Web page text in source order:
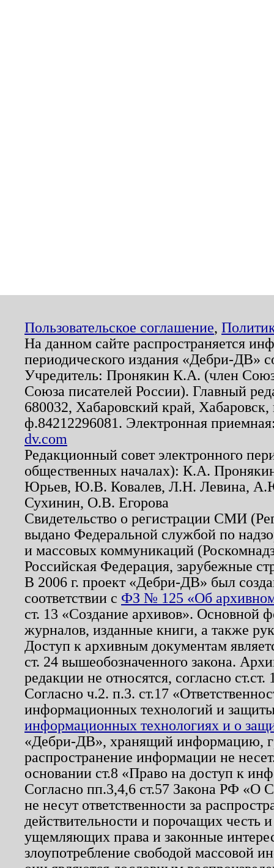
Пользовательское соглашение,
На данном сайте распространяется
периодического издания «Дебри-ДВ»
Учредитель: Пронякин К.А. (член
Союза писателей России). Главный
680032, Хабаровский край,
ф.84212296081. Электронная
dv.com
Редакционный совет электронного
общественных началах): К.А.
Юрьев, Ю.В. Ковалев, Л.Н. Левина,
Сухинин, О.В. Егорова
Свидетельство о регистрации СМИ
выдано Федеральной службой по
и массовых коммуникаций
Российская Федерация, зарубежные
В 2006 г. проект «Дебри-ДВ» был
соответствии с ФЗ № 125 «Об
ст. 13 «Создание архивов». Основной
журналов, изданные книги, а также
Доступ к архивным документам
ст. 24 вышеобозначенного закона.
редакции не относятся, согласно
Согласно ч.2. п.3. ст.17
информационных технологий и
информационных технологиях и о
«Дебри-ДВ», хранящий информацию,
распространение информации не
основании ст.8 «Право на доступ к
Согласно пп.3,4,6 ст.57 Закона РФ «О
не несут ответственности за
действительности и порочащих честь
ущемляющих права и законные
злоупотребление свободой массовой